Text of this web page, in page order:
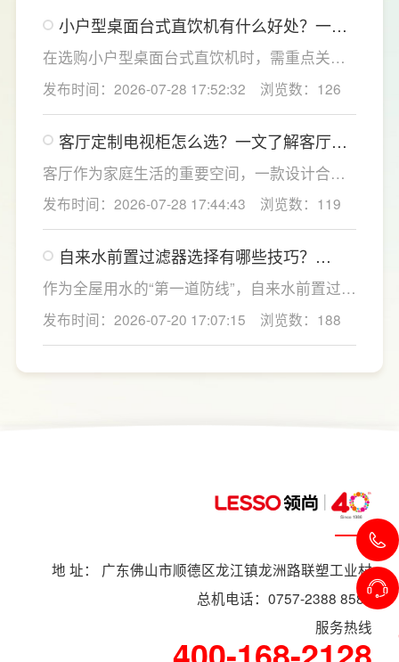
点优化衣柜收纳结构，兼顾空间利用、环保品
质与全屋美学统一，打造实用美观的卧室收纳
方案，为小户型家庭打造整洁通透的休憩空
间。
小户型桌面台式直饮机有什么好处？一文
了解台式直饮机选购全攻略
在选购小户型桌面台式直饮机时，需重点关注
过滤能力、节水性能、智能体验与安全配置，
更能适配小户型高频日常使用。首先优先选择
高精度过滤系统，搭载成熟反渗透技术的设
备，能够深度净化水质，有效滤除水中重金
属、残留杂质与有害微生物，从源头保障饮水
纯净安全。
发布时间：2026-07-28 17:52:32 浏览数：126
客厅定制电视柜怎么选？一文了解客厅定
制电视柜的尺寸布局设计
客厅作为家庭生活的重要空间，一款设计合理
的客厅定制电视柜不仅能够提升家居颜值，更
能让日常收纳和使用更加便捷。LESSO领尚深
耕整家定制领域，围绕不同户型和家庭需求，
提供客厅定制电视柜及一站式整家解决方案，
从设计、选材到功能规划进行科学布局，兼顾
环保、美观与实用，为消费者打造更加舒适、
有品质的理想家居生活。
发布时间：2026-07-28 17:44:43 浏览数：119
自来水前置过滤器选择有哪些技巧？
LESSO领尚提供一站式净水方案
作为全屋用水的“第一道防线”，自来水前置过滤
器能够有效拦截自来水中的泥沙、铁锈、红虫
等大颗粒杂质，不仅能提升日常用水的洁净
度，还能为后端净水设备及涉水家电提供保
护。LESSO领尚前置过滤器 LS801Q（升级
发布时间：2026-07-20 17:07:15 浏览数：188
地 址： 广东佛山市顺德区龙江镇龙洲路联塑工业村
总机电话：0757-2388 8588
服务热线